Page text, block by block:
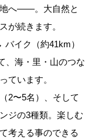
地へ——。大自然と
が続きます。
イク（約41km）
、海・里・山のつな
ています。
2〜5名）、そして
ジの3種類。楽しむ
考える事のできる